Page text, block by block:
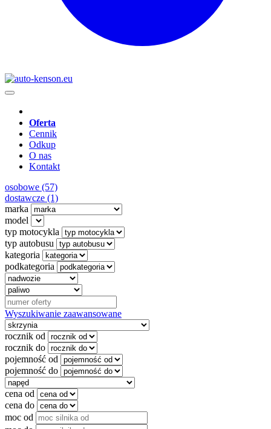
Oferta
Cennik
Odkup
O nas
Kontakt
osobowe (57)
dostawcze (1)
marka
model
typ motocykla
typ autobusu
kategoria
podkategoria
Wyszukiwanie zaawansowane
rocznik od
rocznik do
pojemność od
pojemność do
cena od
cena do
moc od